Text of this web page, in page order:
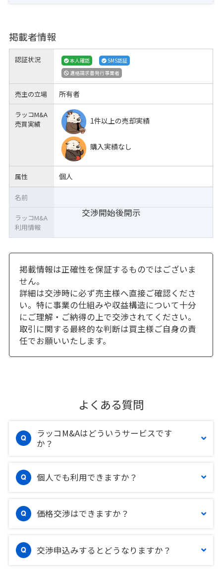
掲載者情報
認証状況 本人確認
SMS認証
適格請求書発行事業者
売主の立場 所有者
ラッコM&A
売買実績
1件以上の売却実績
購入実績なし
属性 個人
交渉開始後開示
名前
ラッコM&A
利用情報
掲載情報は正確性を保証するものではございま
せん。
詳細は交渉時に必ず売主様へ直接ご確認くださ
い。特に事業の仕組みや収益構造について十分
にご理解・ご納得の上で交渉されてください。
取引に関する最終的な判断は買主様ご自身の責
任でお願いいたします。
よくある質問
ラッコM&Aはどういうサービスです
か？
個人でも利用できますか？
価格交渉はできますか？
交渉申込みするとどうなりますか？